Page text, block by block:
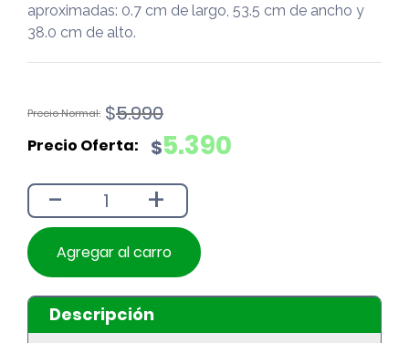
aproximadas: 0.7 cm de largo, 53.5 cm de ancho y
38.0 cm de alto.
$5.990
El
original
$5.990.
$5.390
El
actual
$5.390.
- +
Agregar al carro
Descripción